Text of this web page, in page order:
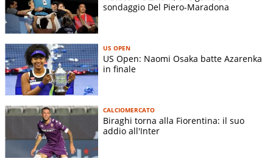
sondaggio Del Piero-Maradona
US OPEN
US Open: Naomi Osaka batte Azarenka
in finale
CALCIOMERCATO
Biraghi torna alla Fiorentina: il suo
addio all'Inter